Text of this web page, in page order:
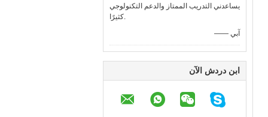
يساعدني التدريب الممتاز والدعم التكنولوجي
كثيرًا.
—— آبي
ابن دردش الآن